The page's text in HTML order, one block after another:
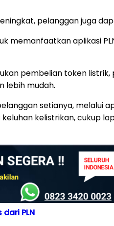
pelanggan juga
memanfaatkan aplikasi
pembelian token
lebih mudah.
setianya, melalui
kelistrikan, cukup
dari PLN